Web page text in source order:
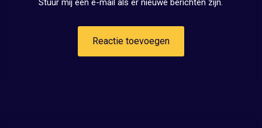
Stuur mij een e-mail als er nieuwe berichten zijn.